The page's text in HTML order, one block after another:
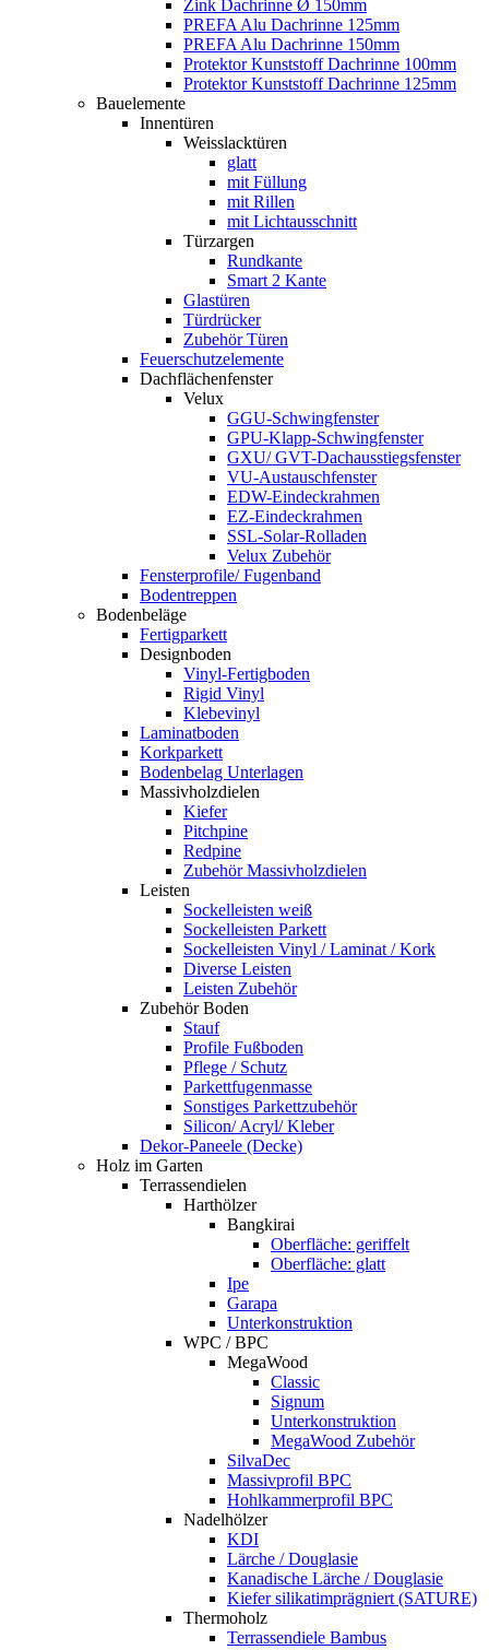
Zink Dachrinne Ø 150mm
PREFA Alu Dachrinne 125mm
PREFA Alu Dachrinne 150mm
Protektor Kunststoff Dachrinne 100mm
Protektor Kunststoff Dachrinne 125mm
Bauelemente
Innentüren
Weisslacktüren
glatt
mit Füllung
mit Rillen
mit Lichtausschnitt
Türzargen
Rundkante
Smart 2 Kante
Glastüren
Türdrücker
Zubehör Türen
Feuerschutzelemente
Dachflächenfenster
Velux
GGU-Schwingfenster
GPU-Klapp-Schwingfenster
GXU/ GVT-Dachausstiegsfenster
VU-Austauschfenster
EDW-Eindeckrahmen
EZ-Eindeckrahmen
SSL-Solar-Rolladen
Velux Zubehör
Fensterprofile/ Fugenband
Bodentreppen
Bodenbeläge
Fertigparkett
Designboden
Vinyl-Fertigboden
Rigid Vinyl
Klebevinyl
Laminatboden
Korkparkett
Bodenbelag Unterlagen
Massivholzdielen
Kiefer
Pitchpine
Redpine
Zubehör Massivholzdielen
Leisten
Sockelleisten weiß
Sockelleisten Parkett
Sockelleisten Vinyl / Laminat / Kork
Diverse Leisten
Leisten Zubehör
Zubehör Boden
Stauf
Profile Fußboden
Pflege / Schutz
Parkettfugenmasse
Sonstiges Parkettzubehör
Silicon/ Acryl/ Kleber
Dekor-Paneele (Decke)
Holz im Garten
Terrassendielen
Harthölzer
Bangkirai
Oberfläche: geriffelt
Oberfläche: glatt
Ipe
Garapa
Unterkonstruktion
WPC / BPC
MegaWood
Classic
Signum
Unterkonstruktion
MegaWood Zubehör
SilvaDec
Massivprofil BPC
Hohlkammerprofil BPC
Nadelhölzer
KDI
Lärche / Douglasie
Kanadische Lärche / Douglasie
Kiefer silikatimprägniert (SATURE)
Thermoholz
Terrassendiele Bambus